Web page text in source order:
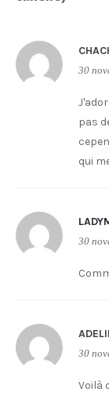
30
pas
qui
30
30
Voilà